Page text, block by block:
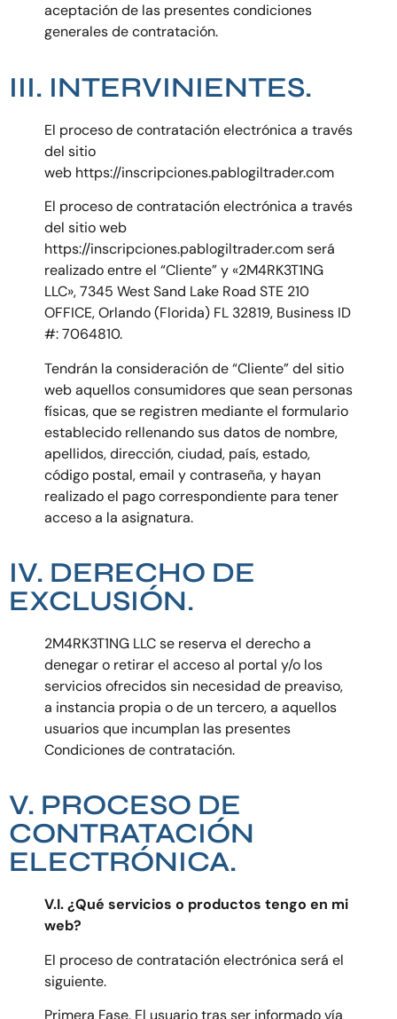
aceptación de las presentes condiciones
generales de contratación.
III. INTERVINIENTES.
El proceso de contratación electrónica a través
del sitio
web https://inscripciones.pablogiltrader.com
El proceso de contratación electrónica a través
del sitio web
https://inscripciones.pablogiltrader.com será
realizado entre el “Cliente” y «2M4RK3T1NG
LLC», 7345 West Sand Lake Road STE 210
OFFICE,Orlando (Florida) FL 32819, Business ID
#: 7064810.
Tendrán la consideración de “Cliente” del sitio
web aquellos consumidores que sean personas
físicas, que se registren mediante el formulario
establecido rellenando sus datos de nombre,
apellidos, dirección, ciudad, país, estado,
código postal, email y contraseña, y hayan
realizado el pago correspondiente para tener
acceso a la asignatura.
IV. DERECHO DE
EXCLUSIÓN.
2M4RK3T1NG LLC se reserva el derecho a
denegar o retirar el acceso al portal y/o los
servicios ofrecidos sin necesidad de preaviso,
a instancia propia o de un tercero, a aquellos
usuarios que incumplan las presentes
Condiciones de contratación.
V. PROCESO DE
CONTRATACIÓN
ELECTRÓNICA.
V.I. ¿Qué servicios o productos tengo en mi
web?
El proceso de contratación electrónica será el
siguiente.
Primera Fase. El usuario tras ser informado vía